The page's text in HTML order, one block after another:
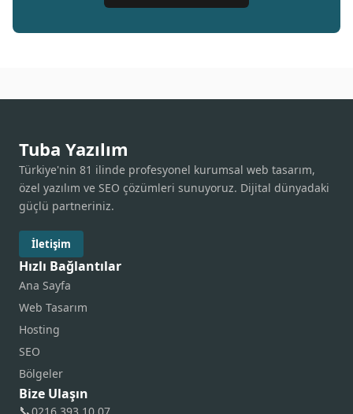
Tuba Yazılım
Türkiye'nin 81 ilinde profesyonel kurumsal web tasarım,
özel yazılım ve SEO çözümleri sunuyoruz. Dijital dünyadaki
güçlü partneriniz.
İletişim
Hızlı Bağlantılar
Ana Sayfa
Web Tasarım
Hosting
SEO
Bölgeler
Bize Ulaşın
0216 393 10 07